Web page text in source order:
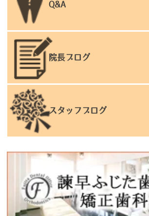
Q&A
院長ブログ
スタッフブログ